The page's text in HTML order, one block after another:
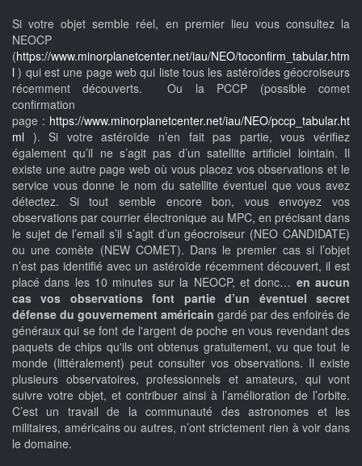
Si votre objet semble réel, en premier lieu vous consultez la
NEOCP
(https://www.minorplanetcenter.net/iau/NEO/toconfirm_tabular.htm
l ) qui est une page web qui liste tous les astéroïdes géocroiseurs
récemment découverts. Ou la PCCP (possible comet
confirmation
page : https://www.minorplanetcenter.net/iau/NEO/pccp_tabular.ht
ml ). Si votre astéroïde n’en fait pas partie, vous vérifiez
également qu’il ne s’agit pas d’un satellite artificiel lointain. Il
existe une autre page web où vous placez vos observations et le
service vous donne le nom du satellite éventuel que vous avez
détectez. Si tout semble encore bon, vous envoyez vos
observations par courrier électronique au MPC, en précisant dans
le sujet de l’email s’il s’agit d’un géocroiseur (NEO CANDIDATE)
ou une comète (NEW COMET). Dans le premier cas si l’objet
n’est pas identifié avec un astéroïde récemment découvert, il est
placé dans les 10 minutes sur la NEOCP, et donc… en aucun
cas vos observations font partie d’un éventuel secret
défense du gouvernement américain gardé par des enfoirés de
généraux qui se font de l'argent de poche en vous revendant des
paquets de chips qu'ils ont obtenus gratuitement, vu que tout le
monde (littéralement) peut consulter vos observations. Il existe
plusieurs observatoires, professionnels et amateurs, qui vont
suivre votre objet, et contribuer ainsi à l’amélioration de l’orbite.
C’est un travail de la communauté des astronomes et les
militaires, américains ou autres, n’ont strictement rien à voir dans
le domaine.